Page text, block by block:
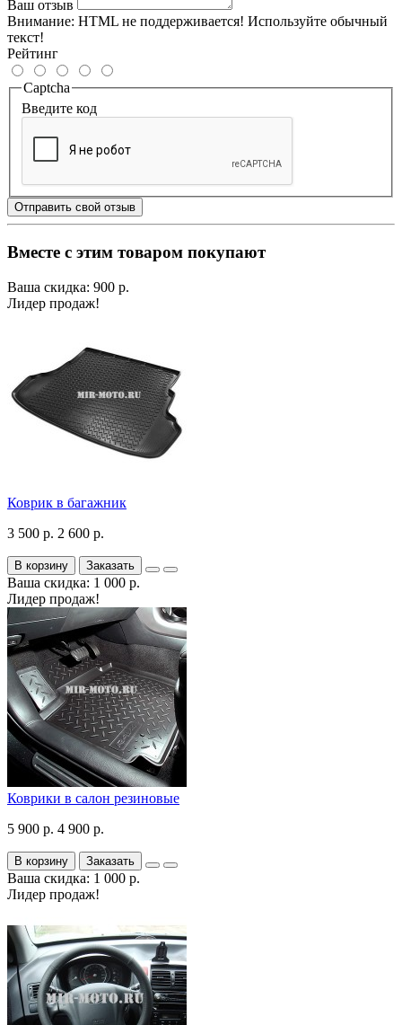
Ваш отзыв
Внимание: HTML не поддерживается! Используйте обычный
текст!
Рейтинг
Captcha
Введите код
Отправить свой отзыв
Вместе с этим товаром покупают
Ваша скидка: 900 р.
Лидер продаж!
Коврик в багажник
3 500 р. 2 600 р.
В корзину Заказать
Ваша скидка: 1 000 р.
Лидер продаж!
Коврики в салон резиновые
5 900 р. 4 900 р.
В корзину Заказать
Ваша скидка: 1 000 р.
Лидер продаж!